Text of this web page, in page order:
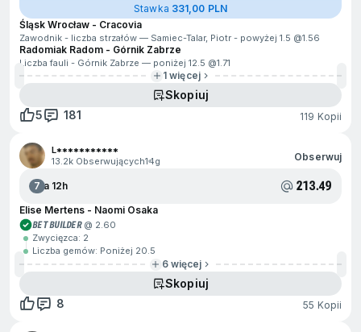
Stawka 331,00 PLN
Śląsk Wrocław - Cracovia
Zawodnik - liczba strzałów — Samiec-Talar, Piotr - powyżej 1.5 @1.56
Radomiak Radom - Górnik Zabrze
Liczba fauli - Górnik Zabrze — poniżej 12.5 @1.71
1 więcej
Skopiuj
5
181 119 Kopii
L***********
13.2k Obserwujących14g Obserwuj
7Za 12h 213.49
Elise Mertens - Naomi Osaka
BET BUILDER@ 2.60
Zwycięzca: 2
Liczba gemów: Poniżej 20.5
6 więcej
Skopiuj
8
55 Kopii